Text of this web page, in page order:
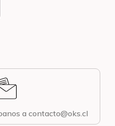
a contacto@oks.cl